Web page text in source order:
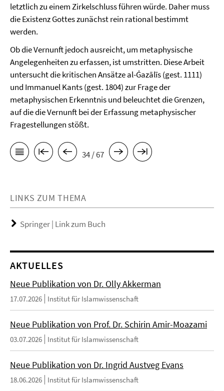
letztlich zu einem Zirkelschluss führen würde. Daher muss
die Existenz Gottes zunächst rein rational bestimmt
werden.
Ob die Vernunft jedoch ausreicht, um metaphysische
Angelegenheiten zu erfassen, ist umstritten. Diese Arbeit
untersucht die kritischen Ansätze al-Ġazālīs (gest. 1111)
und Immanuel Kants (gest. 1804) zur Frage der
metaphysischen Erkenntnis und beleuchtet die Grenzen,
auf die die Vernunft bei der Erfassung metaphysischer
Fragestellungen stößt.
34 / 67
LINKS ZUM THEMA
Springer | Link zum Buch
AKTUELLES
Neue Publikation von Dr. Olly Akkerman
17.07.2026 Institut für Islamwissenschaft
Neue Publikation von Prof. Dr. Schirin Amir-Moazami
03.07.2026 Institut für Islamwissenschaft
Neue Publikation von Dr. Ingrid Austveg Evans
18.06.2026 Institut für Islamwissenschaft